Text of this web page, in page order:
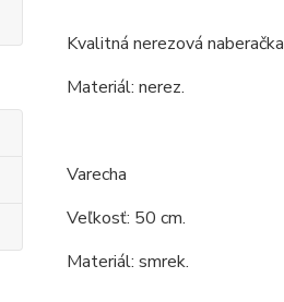
Kvalitná nerezová naberačka
Materiál: nerez.
Varecha
Veľkosť: 50 cm.
Materiál: smrek.